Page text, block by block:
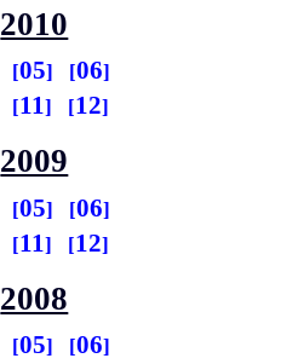
2010
05
06
11 12
2009
05
06
11 12
2008
05
06